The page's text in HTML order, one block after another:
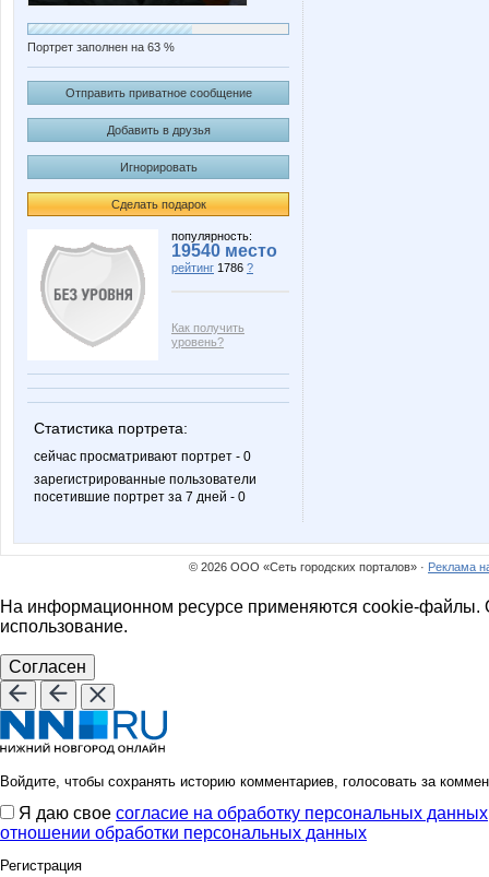
Портрет заполнен на 63 %
Отправить приватное сообщение
Добавить в друзья
Игнорировать
Сделать подарок
популярность:
19540 место
рейтинг 1786 ?
Как получить
уровень?
Статистика портрета:
сейчас просматривают портрет - 0
зарегистрированные пользователи
посетившие портрет за 7 дней - 0
© 2026 ООО «Сеть городских порталов» · Реклама
На информационном ресурсе применяются cookie-файлы.
использование.
Согласен
Войдите, чтобы сохранять историю комментариев, голосовать за
Я даю свое согласие на обработку персональных данных
отношении обработки персональных данных
Регистрация